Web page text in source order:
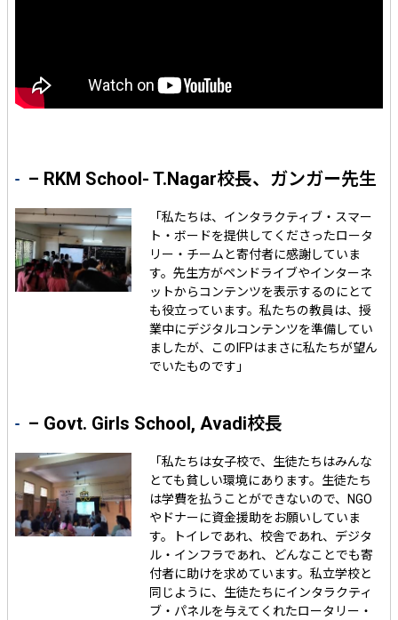
– RKM School- T.Nagar校長、ガンガー先生
「私たちは、インタラクティブ・スマー
ト・ボードを提供してくださったロータ
リー・チームと寄付者に感謝していま
す。先生方がペンドライブやインターネ
ットからコンテンツを表示するのにとて
も役立っています。私たちの教員は、授
業中にデジタルコンテンツを準備してい
ましたが、このIFPはまさに私たちが望ん
でいたものです」
– Govt. Girls School, Avadi校長
「私たちは女子校で、生徒たちはみんな
とても貧しい環境にあります。生徒たち
は学費を払うことができないので、NGO
やドナーに資金援助をお願いしていま
す。トイレであれ、校舎であれ、デジタ
ル・インフラであれ、どんなことでも寄
付者に助けを求めています。私立学校と
同じように、生徒たちにインタラクティ
ブ・パネルを与えてくれたロータリー・